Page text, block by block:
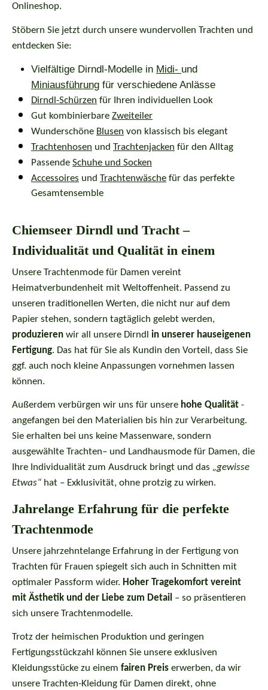
Onlineshop.
Stöbern Sie jetzt durch unsere wundervollen Trachten und
entdecken Sie:
Vielfältige Dirndl-Modelle in Midi- und
Miniausführung für verschiedene Anlässe
Dirndl-Schürzen für Ihren individuellen Look
Gut kombinierbare Zweiteiler
Wunderschöne Blusen von klassisch bis elegant
Trachtenhosen und Trachtenjacken für den Alltag
Passende Schuhe und Socken
Accessoires und Trachtenwäsche für das perfekte
Gesamtensemble
Chiemseer Dirndl und Tracht –
Individualität und Qualität in einem
Unsere Trachtenmode für Damen vereint
Heimatverbundenheit mit Weltoffenheit. Passend zu
unseren traditionellen Werten, die nicht nur auf dem
Papier stehen, sondern tagtäglich gelebt werden,
produzieren wir all unsere Dirndl in unserer hauseigenen
Fertigung. Das hat für Sie als Kundin den Vorteil, dass Sie
ggf. auch noch kleine Anpassungen vornehmen lassen
können.
Außerdem verbürgen wir uns für unsere hohe Qualität -
angefangen bei den Materialien bis hin zur Verarbeitung.
Sie erhalten bei uns keine Massenware, sondern
ausgewählte Trachten– und Landhausmode für Damen, die
Ihre Individualität zum Ausdruck bringt und das „gewisse
Etwas“ hat – Exklusivität, ohne protzig zu wirken.
Jahrelange Erfahrung für die perfekte
Trachtenmode
Unsere jahrzehntelange Erfahrung in der Fertigung von
Trachten für Frauen spiegelt sich auch in Schnitten mit
optimaler Passform wider. Hoher Tragekomfort vereint
mit Ästhetik und der Liebe zum Detail – so präsentieren
sich unsere Trachtenmodelle.
Trotz der heimischen Produktion und geringen
Fertigungsstückzahl können Sie unsere exklusiven
Kleidungsstücke zu einem fairen Preis erwerben, da wir
unsere Trachten-Kleidung für Damen direkt, ohne